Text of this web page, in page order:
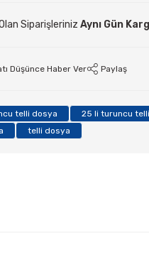
Siparişleriniz Aynı Gün
Düşünce Haber Ver Paylaş
telli dosya
25 li turuncu
telli dosya